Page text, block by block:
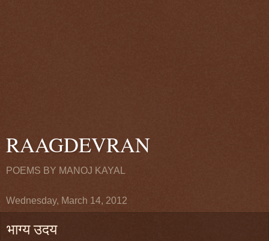
RAAGDEVRAN
POEMS BY MANOJ KAYAL
Wednesday, March 14, 2012
भाग्य उदय